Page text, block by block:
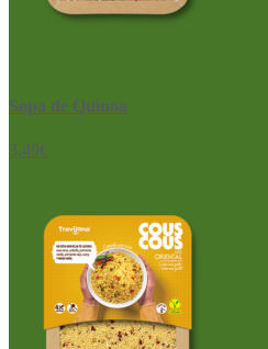
Sopa de Quinoa
3,49€